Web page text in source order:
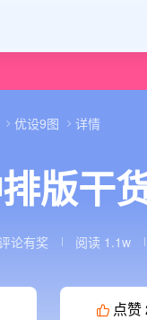
优设9图 详情
版干
论有奖 阅读 1.1w
点赞